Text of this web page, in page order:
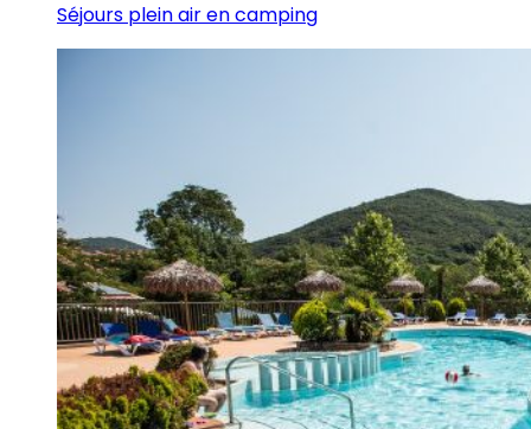
Séjours plein air en camping